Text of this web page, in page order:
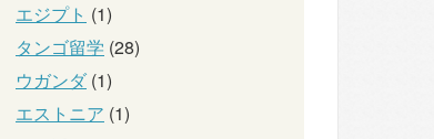
エジプト (1)
タンゴ留学 (28)
ウガンダ(1)
エストニア (1)